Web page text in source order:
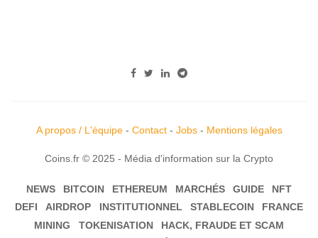
A propos / L'équipe- Contact- Jobs- Mentions légales
Coins.fr © 2025 - Média d'information sur la Crypto
NEWS BITCOIN ETHEREUM MARCHÉS GUIDE
NFT
DEFI
AIRDROP INSTITUTIONNEL STABLECOIN
FRANCE
MINING
TOKENISATION
HACK, FRAUDE ET SCAM